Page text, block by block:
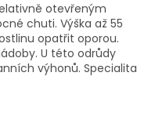
otevřeným
chuti. Výška až 55
opatřit oporou.
U této odrůdy
výhonů. Specialita